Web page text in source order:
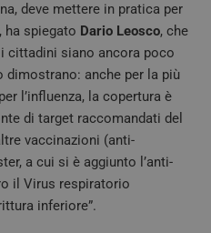
deve mettere in pratica per
ha spiegato Dario Leosco, che
cittadini siano ancora poco
dimostrano: anche per la più
l’influenza, la copertura è
di target raccomandati del
vaccinazioni (anti-
a cui si è aggiunto l’anti-
il Virus respiratorio
inferiore”.